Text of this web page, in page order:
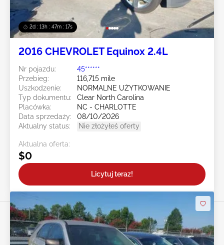
2d : 13h : 47m : 14s
2016 CHEVROLET Equinox 2.4L
Nr pojazdu:
45******
Przebieg:
116,715 mile
Uszkodzenie:
NORMALNE UŻYTKOWANIE
Typ dokumentu:
Clear North Carolina
Placówka:
NC - CHARLOTTE
Data sprzedaży:
08/10/2026
Aktualny status:
Nie złożyłeś oferty
Aktualna oferta:
$0
Licytuj teraz!